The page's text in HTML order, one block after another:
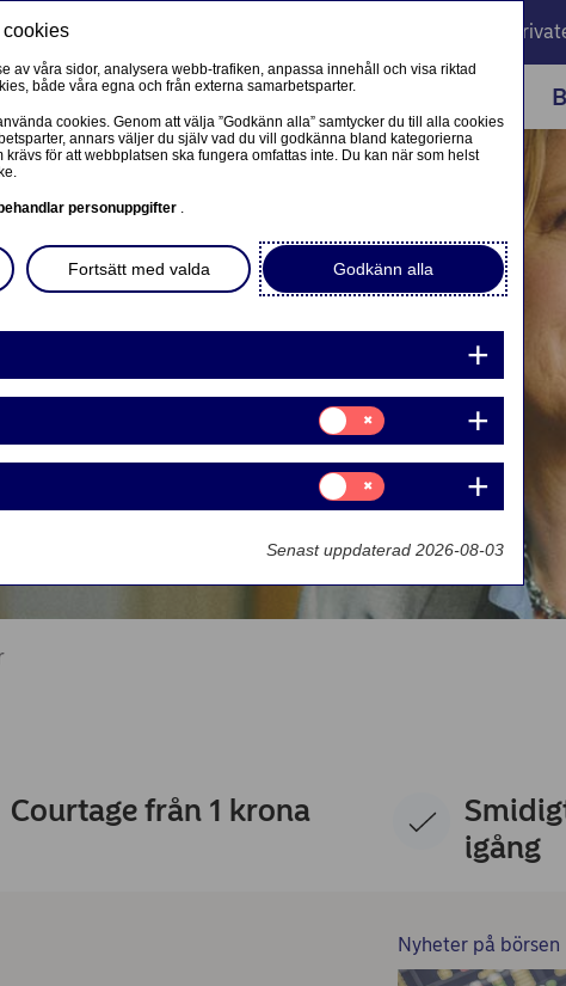
LOGGA IN
Logga in som
Logga in som
Signera digitalt
Ditt liv Våra tjänster
på
Courtage från 1 krona
igång
Nyheter på börsen
cookies
av våra sidor, analysera webb-trafiken, anpassa innehåll och visa riktad
både våra egna och från externa samarbetsparter.
cookies. Genom att välja ”Godkänn alla” samtycker du till alla cookies
annars väljer du själv vad du vill godkänna bland kategorierna
för att webbplatsen ska fungera omfattas inte. Du kan när som helst
personuppgifter .
Godkänn alla
Fortsätt med valda
Samtycke
för:
Statistik
Samtycke
för:
Marknadsföring
Senast uppdaterad 2026-08-03